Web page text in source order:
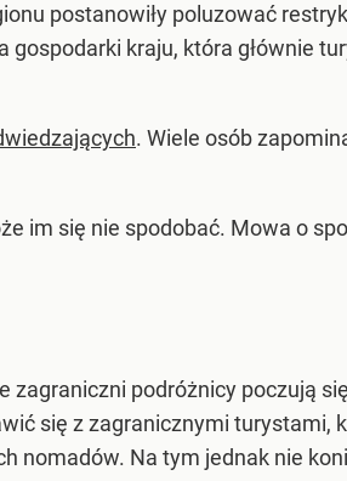
postanowiły poluzować
kraju, która głównie
. Wiele osób
im się nie spodobać. Mowa o
zagraniczni podróżnicy poczują
się z zagranicznymi turystami,
nomadów. Na tym jednak nie